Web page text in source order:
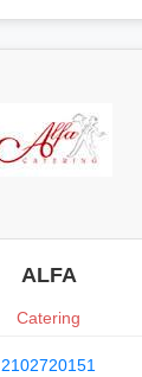
ALFA
Catering
2102720151